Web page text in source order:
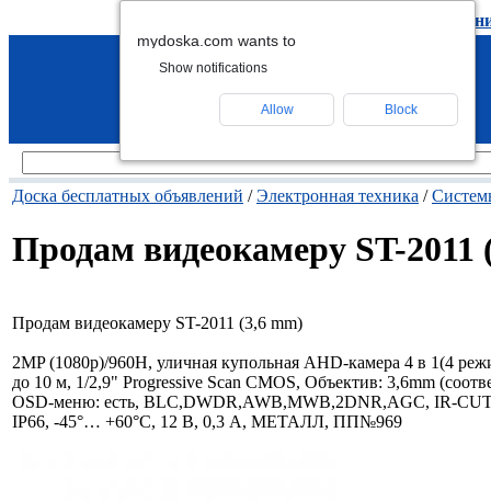
удалить
Доска бесплатных объявлений /Электронная техника /
Продам видеокамеру ST-2011
Продам видеокамеру ST-2011 (3,6 mm)
2MP (1080p)/960H, уличная купольная AHD-камера 4 в 1(4
до 10 м, 1/2,9" Progressive Scan CMOS, Объектив: 3,6mm
OSD-меню: есть, BLC,DWDR,AWB,MWB,2DNR,AGC, IR-CUT
IP66, -45°… +60°С, 12 В, 0,3 А, МЕТАЛЛ, ПП№969
mydoska.com wants to
Show notifications
Allow Block